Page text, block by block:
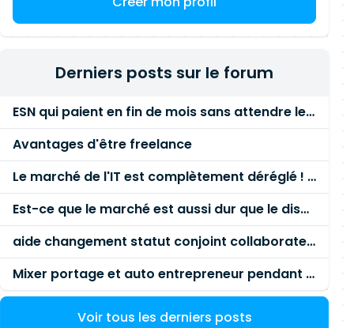
Derniers posts sur le forum
ESN qui paient en fin de mois sans attendre le paiement client ?
Avantages d'être freelance
Le marché de l'IT est complètement déréglé ! STOP à cette mascarade ! Il faut s'unir et résister !
Est-ce que le marché est aussi dur que le disent les commerciaux ?
aide changement statut conjoint collaborateur
Mixer portage et auto entrepreneur pendant des années - quel risque ?
Voir tous les derniers posts